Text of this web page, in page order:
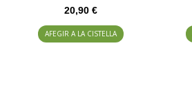
20,90 €
AFEGIR A LA CISTELLA